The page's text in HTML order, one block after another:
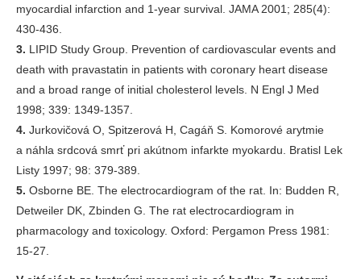
myocardial infarction and 1-year survival. JAMA 2001; 285(4):
430-436.
3. LIPID Study Group. Prevention of cardiovascular events and
death with pravastatin in patients with coronary heart disease
and a broad range of initial cholesterol levels. N Engl J Med
1998; 339: 1349-1357.
4. Jurkovičová O, Spitzerová H, Cagáň S. Komorové arytmie
a náhla srdcová smrť pri akútnom infarkte myokardu. Bratisl Lek
Listy 1997; 98: 379-389.
5. Osborne BE. The electrocardiogram of the rat. In: Budden R,
Detweiler DK, Zbinden G. The rat electrocardiogram in
pharmacology and toxicology. Oxford: Pergamon Press 1981:
15-27.